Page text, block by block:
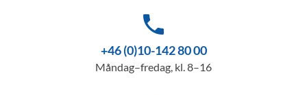
phone
+46 (0)10-142 80 00
Måndag–fredag, kl. 8–16